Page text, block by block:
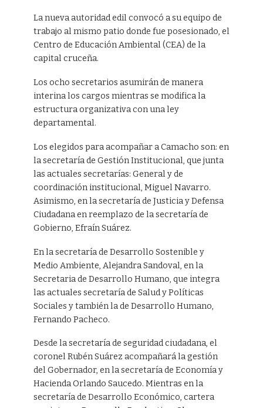
La nueva autoridad edil convocó a su equipo de
trabajo al mismo patio donde fue posesionado, el
Centro de Educación Ambiental (CEA) de la
capital cruceña.
Los ocho secretarios asumirán de manera
interina los cargos mientras se modifica la
estructura organizativa con una ley
departamental.
Los elegidos para acompañar a Camacho son: en
la secretaría de Gestión Institucional, que junta
las actuales secretarías: General y de
coordinación institucional, Miguel Navarro.
Asimismo, en la secretaría de Justicia y Defensa
Ciudadana en reemplazo de la secretaría de
Gobierno, Efraín Suárez.
En la secretaría de Desarrollo Sostenible y
Medio Ambiente, Alejandra Sandoval, en la
Secretaria de Desarrollo Humano, que integra
las actuales secretaría de Salud y Políticas
Sociales y también la de Desarrollo Humano,
Fernando Pacheco.
Desde la secretaría de seguridad ciudadana, el
coronel Rubén Suárez acompañará la gestión
del Gobernador, en la secretaría de Economía y
Hacienda Orlando Saucedo. Mientras en la
secretaría de Desarrollo Económico, cartera